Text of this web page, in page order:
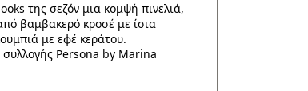
της σεζόν μια κομψή πινελιά,
βαμβακερό κροσέ με ίσια
με εφέ κεράτου.
συλλογής Persona by Marina